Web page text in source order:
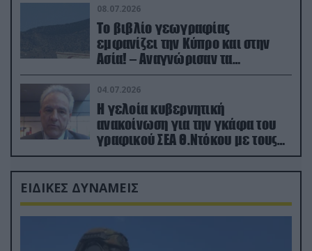
08.07.2026
Το βιβλίο γεωγραφίας
εμφανίζει την Κύπρο και στην
Ασία! – Αναγνώρισαν τα
κατεχόμενα; (φωτο)
04.07.2026
Η γελοία κυβερνητική
ανακοίνωση για την γκάφα του
γραφικού ΣΕΑ Θ.Ντόκου με τους
Ρώσους φαρσέρ
ΕΙΔΙΚΕΣ ΔΥΝΑΜΕΙΣ